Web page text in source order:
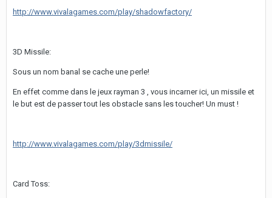
http://www.vivalagames.com/play/shadowfactory/
3D Missile:
Sous un nom banal se cache une perle!
En effet comme dans le jeux rayman 3 , vous incarner ici, un missile et
le but est de passer tout les obstacle sans les toucher! Un must !
http://www.vivalagames.com/play/3dmissile/
Card Toss: